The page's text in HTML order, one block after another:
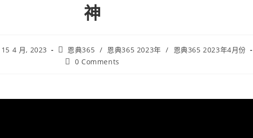
神
15 4 月, 2023 恩典365 / 恩典365 2023年 /
恩典365 2023年4月份
0 Comments